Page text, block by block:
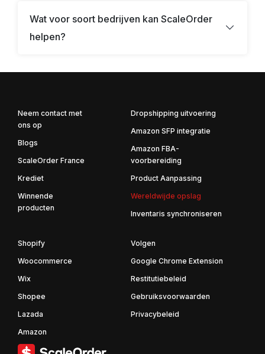
Wat voor soort bedrijven kan ScaleOrder
helpen?
Neem contact met
ons op
Blogs
ScaleOrder France
Krediet
Winnende
producten
Dropshipping uitvoering
Amazon SFP integratie
Amazon FBA-
voorbereiding
Product Aanpassing
Wereldwijde opslag
Inventaris synchroniseren
Shopify
Woocommerce
Wix
Shopee
Lazada
Amazon
Volgen
Google Chrome Extension
Restitutiebeleid
Gebruiksvoorwaarden
Privacybeleid